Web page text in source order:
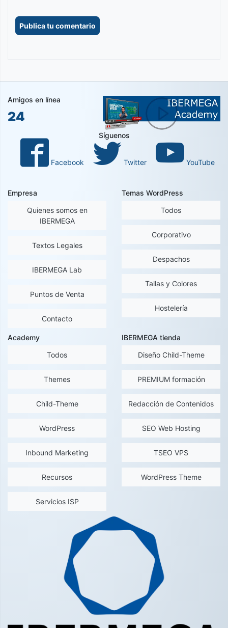
Amigos en línea
24
Síguenos
Facebook Twitter YouTube
Empresa
Quienes somos en
IBERMEGA
Textos Legales
IBERMEGA Lab
Puntos de Venta
Contacto
Temas WordPress
Todos
Corporativo
Despachos
Tallas y Colores
Hostelería
Academy
Todos
Themes
Child-Theme
WordPress
Inbound Marketing
Recursos
Servicios ISP
IBERMEGA tienda
Diseño Child-Theme
PREMIUM formación
Redacción de Contenidos
SEO Web Hosting
TSEO VPS
WordPress Theme